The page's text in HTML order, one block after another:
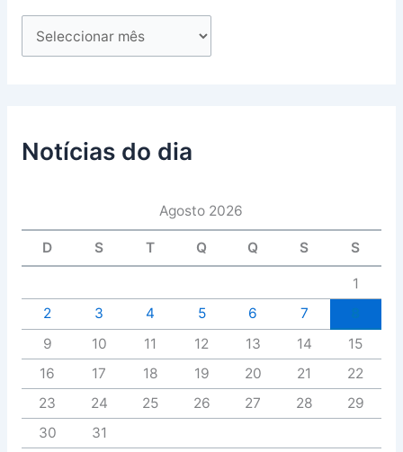
Notícias do dia
Agosto 2026
D S T Q Q S S
1
2
3 4 5 6 7
9
10 11 12 13 14
15
16
17 18 19 20 21
22
23
24 25 26 27 28
29
30
31